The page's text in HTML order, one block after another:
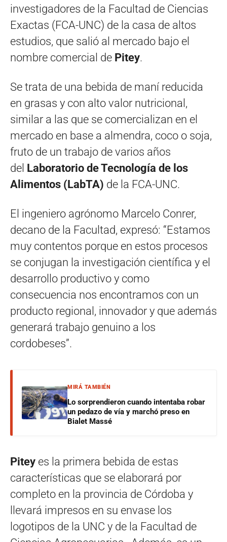
investigadores de la Facultad de Ciencias
Exactas (FCA-UNC) de la casa de altos
estudios, que salió al mercado bajo el
nombre comercial de Pitey.
Se trata de una bebida de maní reducida
en grasas y con alto valor nutricional,
similar a las que se comercializan en el
mercado en base a almendra, coco o soja,
fruto de un trabajo de varios años
del Laboratorio de Tecnología de los
Alimentos (LabTA) de la FCA-UNC.
El ingeniero agrónomo Marcelo Conrer,
decano de la Facultad, expresó: “Estamos
muy contentos porque en estos procesos
se conjugan la investigación científica y el
desarrollo productivo y como
consecuencia nos encontramos con un
producto regional, innovador y que además
generará trabajo genuino a los
cordobeses”.
MIRÁ TAMBIÉN
Lo sorprendieron cuando intentaba robar
un pedazo de vía y marchó preso en
Bialet Massé
Pitey es la primera bebida de estas
características que se elaborará por
completo en la provincia de Córdoba y
llevará impresos en su envase los
logotipos de la UNC y de la Facultad de